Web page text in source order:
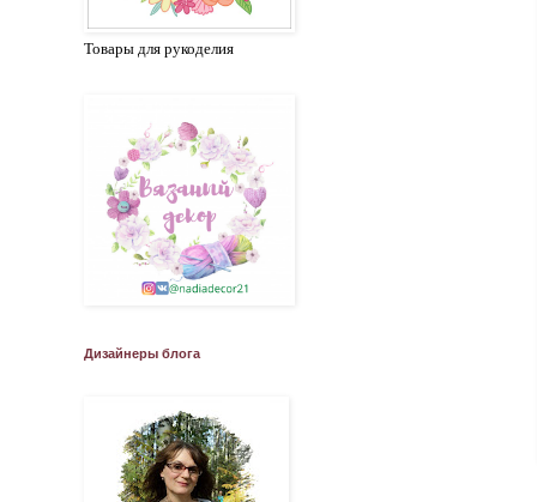
Товары для рукоделия
Дизайнеры блога